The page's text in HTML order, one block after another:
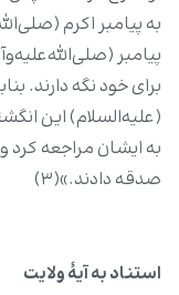
به پیامبر اکرم
پیامبر
برای خود نگه دارند.
(علیه‌السلام) این
به ایشان مراجعه کرد
صدقه دادند.»(۳)
استناد به آیۀ ولایت